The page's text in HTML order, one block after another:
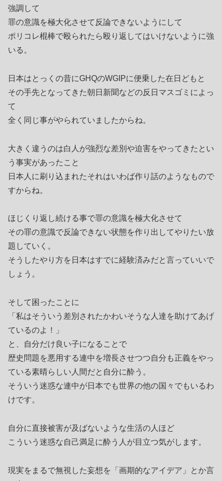
強調して
罪の意識を極大化させて反論できないようにして
ポリコレ棍棒で殴られたら殴り返してはいけないように強
いる。
日本はとっくの昔にGHQのWGIPに便乗した在日どもと
その手先となってきた朝日新聞などの反日マスゴミによっ
て
全く同じ事がやられていましたからね。
大きく違うのは白人が強烈な差別や迫害をやってきたとい
う事実があったこと
日本人に刷り込まれたそれはいわば作り話のようなもので
すからね。
ほじくり返し続ける事で罪の意識を極大化させて
その罪の意識で反論できない状態を作り出してやりたい放
題していく。
そうしたやり方を日本はすでに経験済みだと言っていいで
しょう。
そして困ったことに
「私はそういう差別されたかわいそうな人達を助けてあげ
ているのよ！」
と、自分だけ良い子になることで
歴史問題を悪用する連中を増長させつつ自分も正義をやっ
ている素晴らしい人間だと自分に酔う。
そういう迷惑な連中が日本でも世界の他の国々でもいるわ
けです。
自分に直接被害が及ばないような生活の人ほど
こういう迷惑な自己満足に酔う人が目立つ気がします。
現実をまるで無視した妄想を「画期的なアイデア」とか言